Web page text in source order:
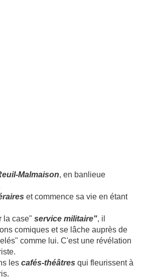
Malmaison, en banlieue
et commence sa vie en étant
la case" service militaire", il
comiques et se lâche auprès de
comme lui. C'est une révélation
les cafés-théâtres qui fleurissent à